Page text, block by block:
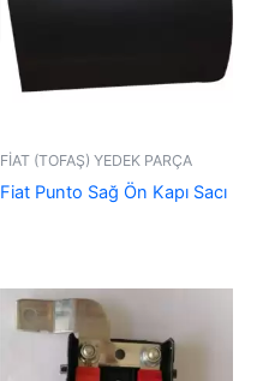
FİAT (TOFAŞ) YEDEK PARÇA
Fiat Punto Sağ Ön Kapı Sacı